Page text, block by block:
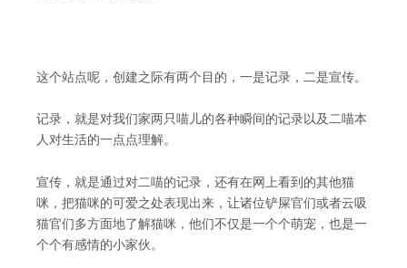
这个站点呢，创建之际有两个目的，一是记录，二是宣传。
记录，就是对我们家两只喵儿的各种瞬间的记录以及二喵本
人对生活的一点点理解。
宣传，就是通过对二喵的记录，还有在网上看到的其他猫
咪，把猫咪的可爱之处表现出来，让诸位铲屎官们或者云吸
猫官们多方面地了解猫咪，他们不仅是一个个萌宠，也是一
个个有感情的小家伙。